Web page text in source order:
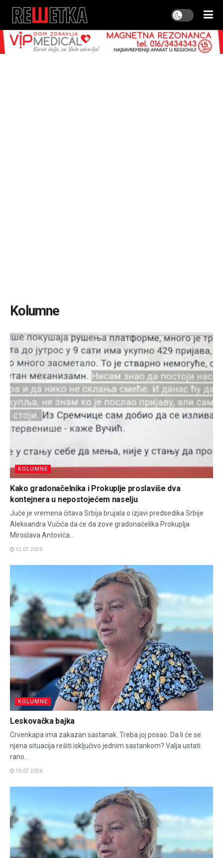
Kolumne
KOLUMNE
Kako gradonačelnika i Prokuplje proslaviše dva
kontejnera u nepostojećem naselju
Juče je vremena čitava Srbija brujala o izjavi predsedika Srbije
Aleksandra Vučića da će da zove gradonačelika Prokuplja
Miroslava Antovića...
12.07.2026.
KOLUMNE
Leskovačka bajka
Crvenkapa ima zakazan sastanak. Treba joj posao. Da li će se
njena situacija rešiti isključivo jednim sastankom? Valja ustati
rano...
10.07.2026.